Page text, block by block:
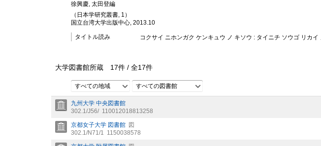
徐興慶, 太田登編
（日本学研究叢書, 1）
国立台湾大学出版中心, 2013.10
タイトル読み コクサイ ニホンガク ケンキュウ ノ キソウ : タイニチ ソウゴ リカ
大学図書館所蔵 17件 / 全17件
すべての地域 すべての図書館
九州大学 中央図書館
302.1/J56/ 110012018813258
京都女子大学 図書館 図
302.1/N71/1
1150038578